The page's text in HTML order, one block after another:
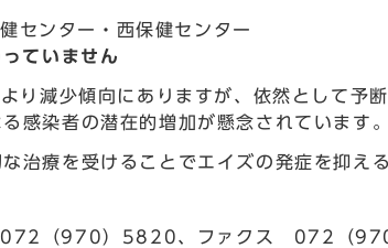
センター・西保健センター
ていません
り減少傾向にありますが、依然として予
感染者の潜在的増加が懸念されています。
治療を受けることでエイズの発症を抑え
072（970）5820、ファクス 072（